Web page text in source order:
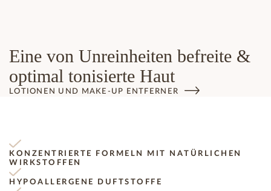
Eine von Unreinheiten befreite &
optimal tonisierte Haut
LOTIONEN UND MAKE-UP ENTFERNER
KONZENTRIERTE FORMELN MIT NATÜRLICHEN
WIRKSTOFFEN
HYPOALLERGENE DUFTSTOFFE